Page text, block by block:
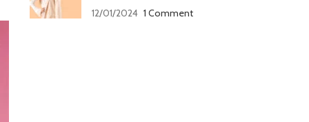
12/01/2024 1 Comment